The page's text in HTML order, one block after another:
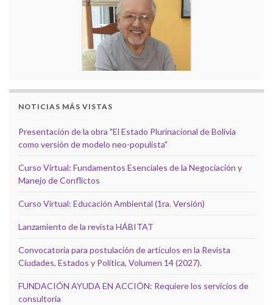
NOTICIAS MÁS VISTAS
Presentación de la obra "El Estado Plurinacional de Bolivia
como versión de modelo neo-populista"
Curso Virtual: Fundamentos Esenciales de la Negociación y
Manejo de Conflictos
Curso Virtual: Educación Ambiental (1ra. Versión)
Lanzamiento de la revista HÁBITAT
Convocatoria para postulación de artículos en la Revista
Ciudades, Estados y Política, Volumen 14 (2027).
FUNDACIÓN AYUDA EN ACCIÓN: Requiere los servicios de
consultoría